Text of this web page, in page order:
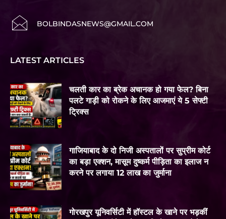
BOLBINDASNEWS@GMAIL.COM
LATEST ARTICLES
चलती कार का ब्रेक अचानक हो गया फेल? बिना
पलटे गाड़ी को रोकने के लिए आजमाएं ये 5 सेफ्टी
ट्रिक्स
गाजियाबाद के दो निजी अस्पतालों पर सुप्रीम कोर्ट
का बड़ा एक्शन, मासूम दुष्कर्म पीड़िता का इलाज न
करने पर लगाया 12 लाख का जुर्माना
गोरखपुर यूनिवर्सिटी में हॉस्टल के खाने पर भड़कीं